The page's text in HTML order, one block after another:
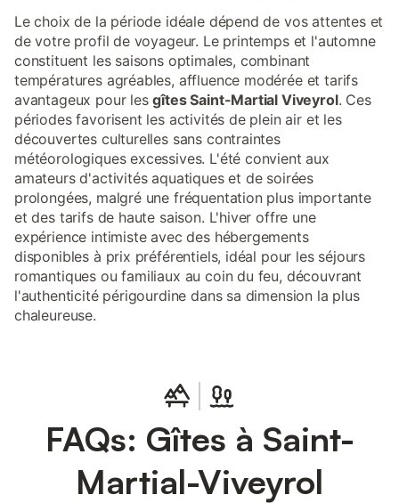
Le choix de la période idéale dépend de vos attentes et
de votre profil de voyageur. Le printemps et l'automne
constituent les saisons optimales, combinant
températures agréables, affluence modérée et tarifs
avantageux pour lesgîtes Saint-Martial Viveyrol. Ces
périodes favorisent les activités de plein air et les
découvertes culturelles sans contraintes
météorologiques excessives. L'été convient aux
amateurs d'activités aquatiques et de soirées
prolongées, malgré une fréquentation plus importante
et des tarifs de haute saison. L'hiver offre une
expérience intimiste avec des hébergements
disponibles à prix préférentiels, idéal pour les séjours
romantiques ou familiaux au coin du feu, découvrant
l'authenticité périgourdine dans sa dimension la plus
chaleureuse.
FAQs: Gîtes à Saint-
Martial-Viveyrol